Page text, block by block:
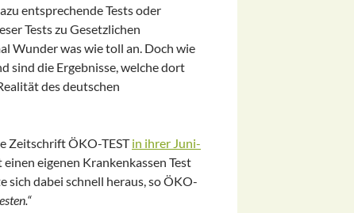
entsprechende Tests oder
Tests zu Gesetzlichen
Wunder was wie toll an. Doch wie
sind die Ergebnisse, welche dort
des deutschen
Zeitschrift ÖKO-TESTin ihrer Juni-
eigenen Krankenkassen Test
sich dabei schnell heraus, so ÖKO-